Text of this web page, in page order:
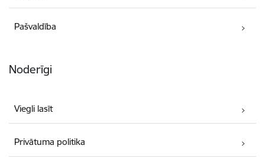
Pašvaldība
Noderīgi
Viegli lasīt
Privātuma politika